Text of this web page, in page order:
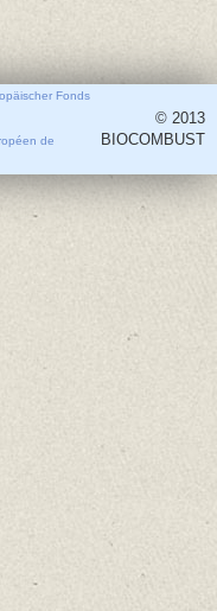
Fonds
de
© 2013
BIOCOMBUST